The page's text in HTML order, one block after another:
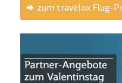
zum travelox Flug-